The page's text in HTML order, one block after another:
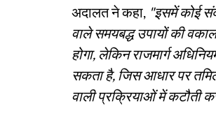
अदालत ने कहा, "इसमें कोई
वाले समयबद्ध उपायों की
होगा, लेकिन राजमार्ग
सकता है, जिस आधार पर
वाली प्रक्रियाओं में कटौती